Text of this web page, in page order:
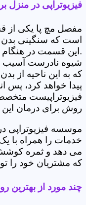
فیزیوتراپی در منزل
مفصل مچ پا یکی از
است که سنگینی بدن
.این قسمت در هنگام
شیوه نادرست آسیب
که به این ناحیه از
پیدا خواهد کرد، پس
فیزیوتراپیست
روش برای درمان
موسسه فیزیوتراپی
خدمات را همراه با
می دهد و ثمره
که مشتریان خود را
چند مورد از بهترین